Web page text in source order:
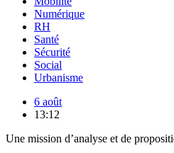
Numérique
RH
Santé
Sécurité
Social
Urbanisme
6 août
13:12
Une mission d’analyse et de